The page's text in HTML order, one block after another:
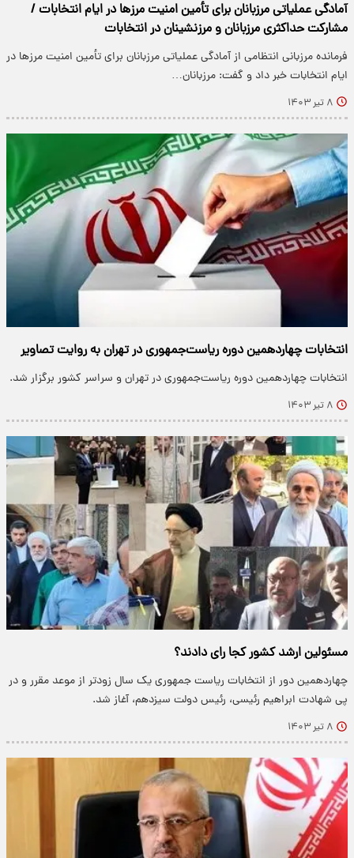
آمادگی عملیاتی مرزبانان برای تأمین امنیت مرزها در ایام انتخابات /
مشارکت حداکثری مرزبانان و مرزنشینان در انتخابات
فرمانده مرزبانی انتظامی از آمادگی عملیاتی مرزبانان برای تأمین امنیت مرزها در
ایام انتخابات خبر داد و گفت: مرزبانان…
۸ تیر ۱۴۰۳
انتخابات چهاردهمین دوره ریاست‌جمهوری در تهران به روایت تصاویر
انتخابات چهاردهمین دوره ریاست‌جمهوری در تهران و سراسر کشور برگزار شد.
۸ تیر ۱۴۰۳
مسئولین ارشد کشور کجا رای دادند؟
چهاردهمین دور از انتخابات ریاست جمهوری یک سال زودتر از موعد مقرر و در
پی شهادت ابراهیم رئیسی، رئیس دولت سیزدهم، آغاز شد.
۸ تیر ۱۴۰۳